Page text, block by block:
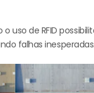
uso de RFID
falhas inesperadas.